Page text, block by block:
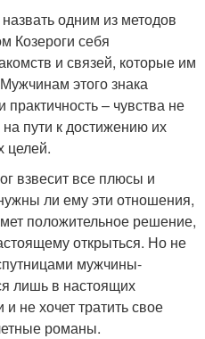
одним из методов
Козероги себя
и связей, которые им
этого знака
– чувства не
пути к достижению их
целей.
взвесит все плюсы и
ли ему эти отношения,
положительное решение,
открыться. Но не
мужчины-
лишь в настоящих
не хочет тратить свое
романы.